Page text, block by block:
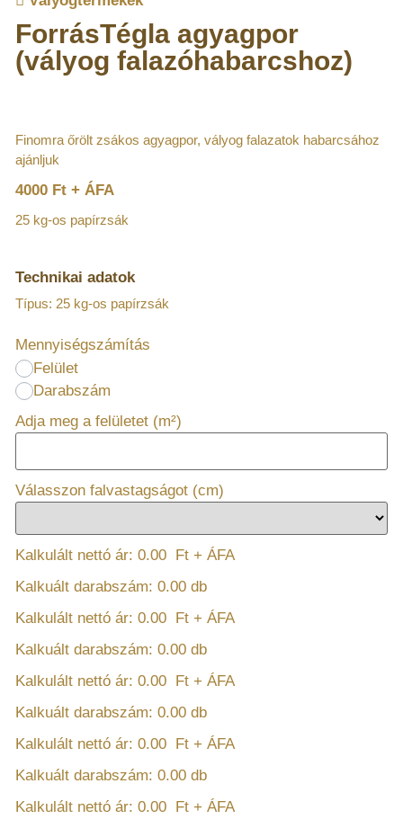
ForrásTégla agyagpor
(vályog falazóhabarcshoz)
Finomra őrölt zsákos agyagpor, vályog falazatok habarcsához
ajánljuk
4000 Ft + ÁFA
25 kg-os papírzsák
Technikai adatok
Típus: 25 kg-os papírzsák
Mennyiségszámítás
Felület
Darabszám
Adja meg a felületet (m²)
Válasszon falvastagságot (cm)
Kalkulált nettó ár: 0.00 Ft + ÁFA
Kalkuált darabszám: 0.00 db
Kalkulált nettó ár: 0.00 Ft + ÁFA
Kalkuált darabszám: 0.00 db
Kalkulált nettó ár: 0.00 Ft + ÁFA
Kalkuált darabszám: 0.00 db
Kalkulált nettó ár: 0.00 Ft + ÁFA
Kalkuált darabszám: 0.00 db
Kalkulált nettó ár: 0.00 Ft + ÁFA